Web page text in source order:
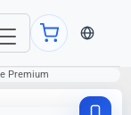
当前语
Premium